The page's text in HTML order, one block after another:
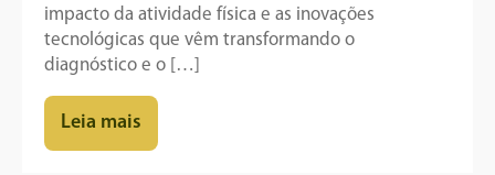
impacto da atividade física e as inovações
tecnológicas que vêm transformando o
diagnóstico e o […]
Leia mais